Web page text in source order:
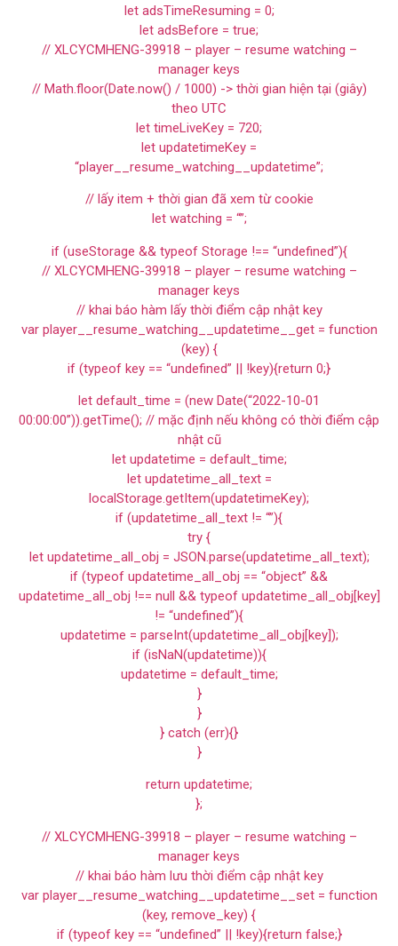
let adsTimeResuming = 0;
let adsBefore = true;
// XLCYCMHENG-39918 – player – resume watching –
manager keys
// Math.floor(Date.now() / 1000) -> thời gian hiện tại (giây)
theo UTC
let timeLiveKey = 720;
let updatetimeKey =
“player__resume_watching__updatetime”;
// lấy item + thời gian đã xem từ cookie
let watching = “”;
if (useStorage && typeof Storage !== “undefined”){
// XLCYCMHENG-39918 – player – resume watching –
manager keys
// khai báo hàm lấy thời điểm cập nhật key
var player__resume_watching__updatetime__get = function
(key) {
if (typeof key == “undefined” || !key){return 0;}
let default_time = (new Date(“2022-10-01
00:00:00”)).getTime(); // mặc định nếu không có thời điểm cập
nhật cũ
let updatetime = default_time;
let updatetime_all_text =
localStorage.getItem(updatetimeKey);
if (updatetime_all_text != “”){
try {
let updatetime_all_obj = JSON.parse(updatetime_all_text);
if (typeof updatetime_all_obj == “object” &&
updatetime_all_obj !== null && typeof updatetime_all_obj[key]
!= “undefined”){
updatetime = parseInt(updatetime_all_obj[key]);
if (isNaN(updatetime)){
updatetime = default_time;
}
}
} catch (err){}
}
return updatetime;
};
// XLCYCMHENG-39918 – player – resume watching –
manager keys
// khai báo hàm lưu thời điểm cập nhật key
var player__resume_watching__updatetime__set = function
(key, remove_key) {
if (typeof key == “undefined” || !key){return false;}